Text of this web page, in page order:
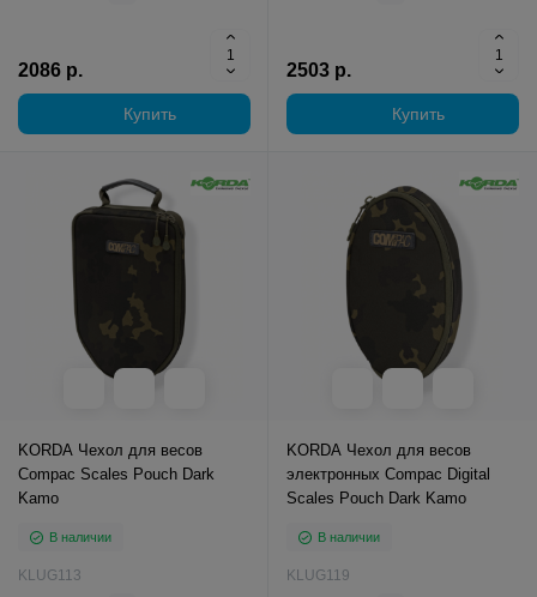
2086 р.
Купить
2503 р.
Купить
KORDA Чехол для весов
Compac Scales Pouch Dark
Kamo
В наличии
KLUG113
KORDA Чехол для весов
электронных Compac Digital
Scales Pouch Dark Kamo
В наличии
KLUG119